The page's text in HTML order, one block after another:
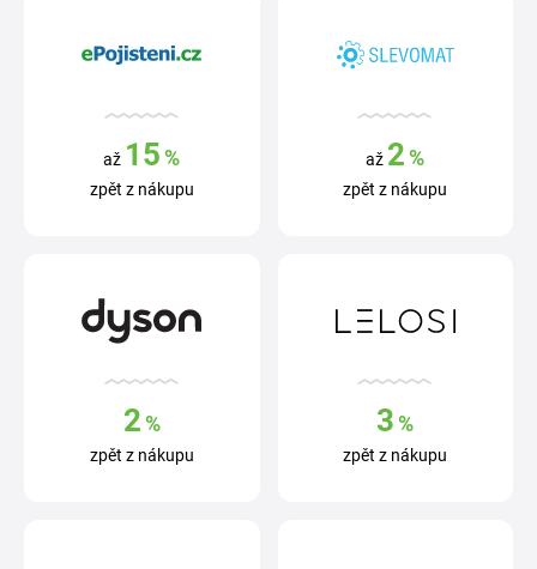
až 15 %
zpět z nákupu
až 2 %
zpět z nákupu
2%
zpět z nákupu
3 %
zpět z nákupu